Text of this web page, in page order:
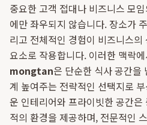
중요한 고객 접대나 비즈니스 모
에만 좌우되지 않습니다. 장소가
리고 전체적인 경험이 비즈니스
요소로 작용합니다. 이러한 맥락
mongtan은 단순한 식사 공간을
계 높여주는 전략적인 선택지로
운 인테리어와 프라이빗한 공간
적의 환경을 제공하며, 전문적인